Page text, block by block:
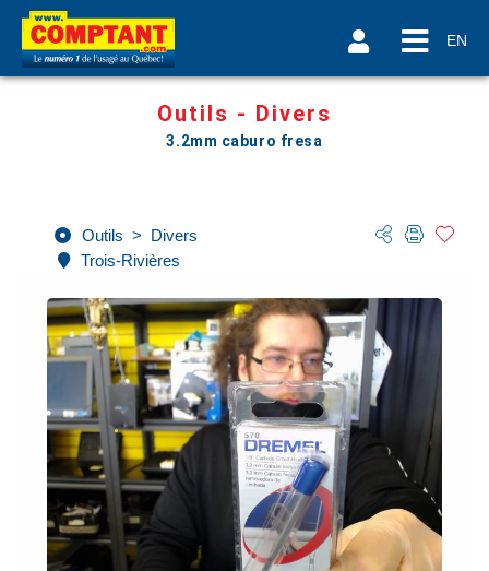
EN
Outils - Divers
3.2mm caburo fresa
Outils > Divers
Trois-Rivières